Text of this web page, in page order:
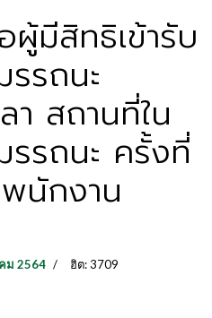
ผู้มีสิทธิเข้ารับ
รรถนะ
า สถานที่ใน
รรถนะ ครั้งที่
พนักงาน
ม 2564 ฮิต: 3709